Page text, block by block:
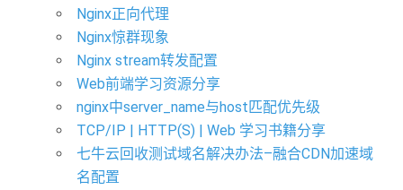
Nginx正向代理
Nginx惊群现象
Nginx stream转发配置
Web前端学习资源分享
nginx中server_name与host匹配优先级
TCP/IP | HTTP(S) | Web 学习书籍分享
七牛云回收测试域名解决办法–融合CDN加速域
名配置